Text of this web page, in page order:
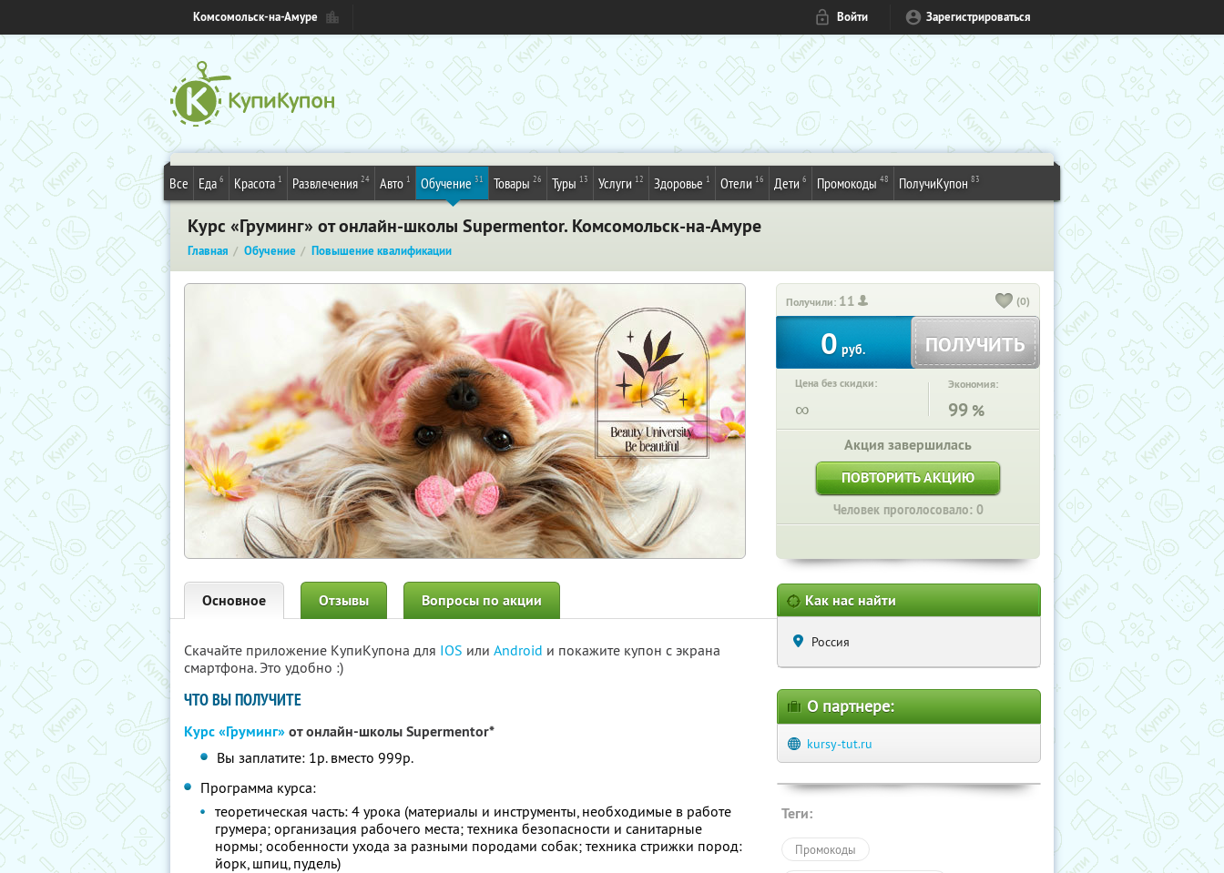
Комсомольск-на-Амуре Войти Зарегистрироваться
Все Еда 6 Красота 1 Развлечения 24 Авто 1 Обучение 31 Товары 26 Туры 13 Услуги 12 Здоровье 1 Отели 16 Дети 6 Промокоды 48 ПолучиКупон 83
Курс «Груминг» от онлайн-школы Supermentor. Комсомольск-на-Амуре
Главная Обучение Повышение квалификации
Получили: 11 (0)
0 руб. ПОЛУЧИТЬ
Цена без скидки:
∞
Экономия:
99 %
Акция завершилась
ПОВТОРИТЬ АКЦИЮ
Человек проголосовало: 0
Основное Отзывы Вопросы по акции
Скачайте приложение КупиКупона для IOS или Android и покажите купон с экрана
смартфона. Это удобно :)
ЧТО ВЫ ПОЛУЧИТЕ
Курс «Груминг»от онлайн-школы Supermentor*
Вы заплатите: 1р. вместо 999р.
Программа курса:
теоретическая часть: 4 урока (материалы и инструменты, необходимые в работе
грумера; организация рабочего места; техника безопасности и санитарные
нормы; особенности ухода за разными породами собак; техника стрижки пород:
йорк, шпиц, пудель)
Как нас найти
Россия
О партнере:
kursy-tut.ru
Теги:
Промокоды